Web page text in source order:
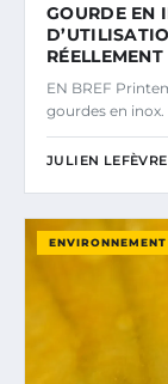
GOURDE EN
EN BREF
gourdes en inox.
JULIEN LEFÈVRE